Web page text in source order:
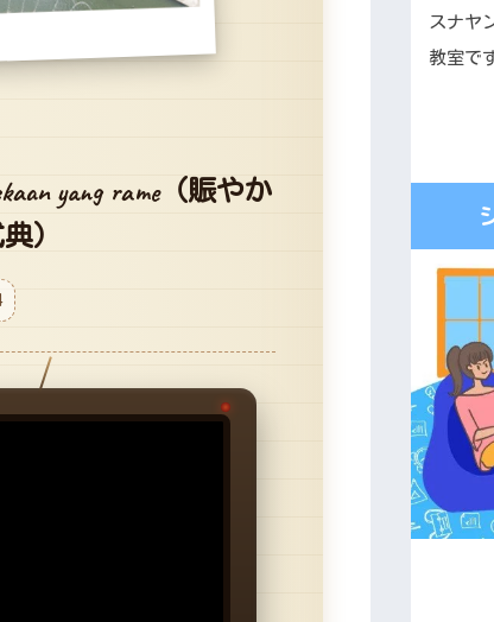
yang rame（賑やか
）
スナヤ
教室で